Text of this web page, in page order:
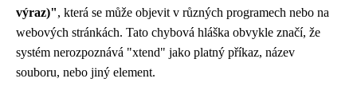
výraz)", která se může objevit v různých programech nebo na
webových stránkách. Tato chybová hláška obvykle značí, že
systém nerozpoznává "xtend" jako platný příkaz, název
souboru, nebo jiný element.